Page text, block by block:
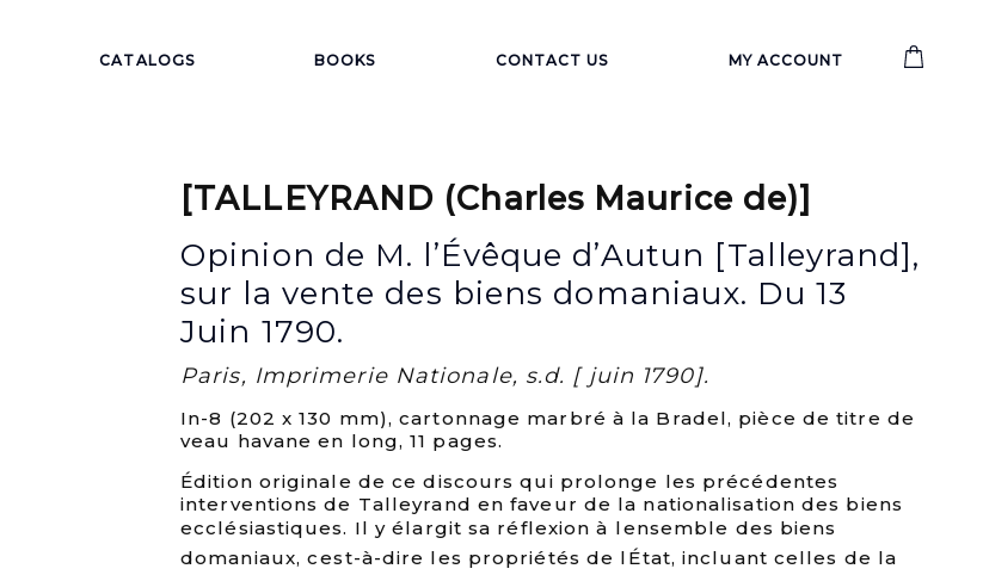
CATALOGS BOOKS CONTACT US MY ACCOUNT
[TALLEYRAND (Charles Maurice de)]
Opinion de M. l’Évêque d’Autun [Talleyrand],
sur la vente des biens domaniaux. Du 13
Juin 1790.
Paris, Imprimerie Nationale, s.d. [ juin 1790].
In-8 (202 x 130 mm), cartonnage marbré à la Bradel, pièce de titre de
veau havane en long, 11 pages.
Édition originale de ce discours qui prolonge les précédentes
interventions de Talleyrand en faveur de la nationalisation des biens
ecclésiastiques. Il y élargit sa réflexion à lensemble des biens
domaniaux, cest-à-dire les propriétés de lÉtat, incluant celles de la